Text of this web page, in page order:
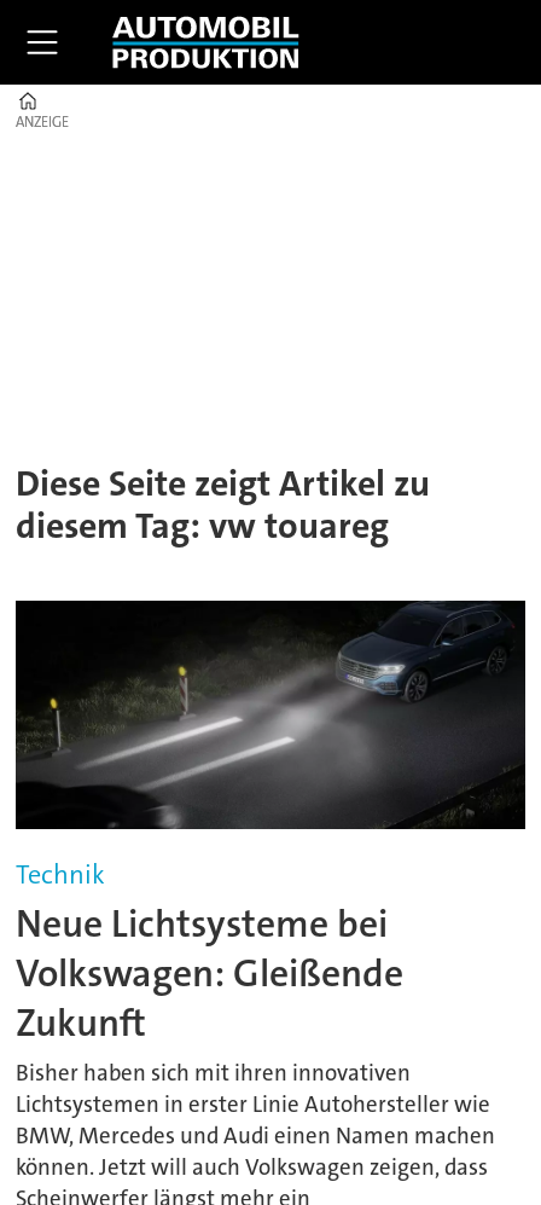
ANZEIGE
ANZEIGE
Diese Seite zeigt Artikel zu
diesem Tag: vw touareg
Technik
Neue Lichtsysteme bei
Volkswagen: Gleißende
Zukunft
Bisher haben sich mit ihren innovativen
Lichtsystemen in erster Linie Autohersteller wie
BMW, Mercedes und Audi einen Namen machen
können. Jetzt will auch Volkswagen zeigen, dass